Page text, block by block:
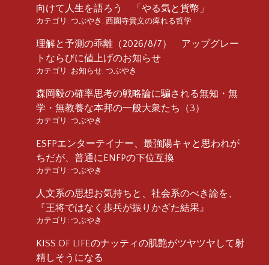
向けて人生を語ろう 「やる気と貨幣」
カテゴリ: つぶやき 西園寺貴文の痺れる哲学
理解と予測の乖離（2026/8/7） アップグレー
トならびに値上げのお知らせ
カテゴリ: お知らせ つぶやき
森岡毅の確率思考の戦略論に騙される無知・無
学・無教養な本邦の一般大衆たち（3）
カテゴリ: つぶやき
ESFPエンターテイナー、最強陽キャと思われが
ちだが、普通にENFPの下位互換
カテゴリ: つぶやき
人文系の思想お気持ちと、社会系のべき論を、
『王将ではなく歩兵が振りかざた結果』
カテゴリ: つぶやき
KISS OF LIFEのナッティの肌艶がツヤツヤして射
精しそうになる